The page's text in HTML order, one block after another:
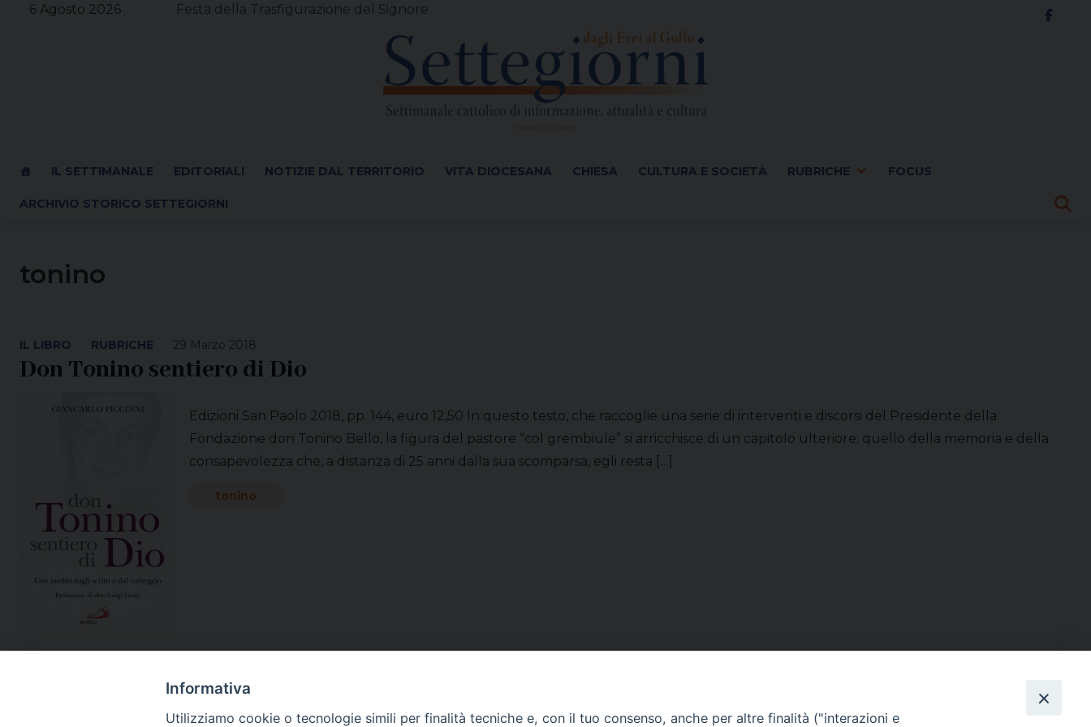
6 Agosto 2026 Festa della Trasfigurazione del Signore
IL SETTIMANALE EDITORIALI NOTIZIE DAL TERRITORIO VITA DIOCESANA CHIESA CULTURA E SOCIETÀ RUBRICHE FOCUS
ARCHIVIO STORICO SETTEGIORNI
tonino
29 Marzo 2018
IL LIBRO RUBRICHE
Don Tonino sentiero di Dio
Edizioni San Paolo 2018, pp. 144, euro 12,50 In questo testo, che raccoglie una serie di interventi e discorsi del Presidente della
Fondazione don Tonino Bello, la figura del pastore “col grembiule” si arricchisce di un capitolo ulteriore: quello della memoria e della
consapevolezza che, a distanza di 25 anni dalla sua scomparsa, egli resta […]
tonino
Direttore Responsabile Giuseppe Rabita
Informativa
Utilizziamo cookie o tecnologie simili per finalità tecniche e, con il tuo consenso, anche per altre finalità ("interazioni e